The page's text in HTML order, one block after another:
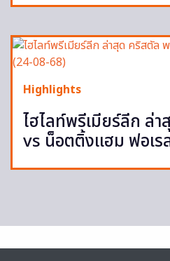
Highlights
ไฮไลท์พรีเมียร์ลีก ล่
vs น็อตติ้งแฮม ฟอเ